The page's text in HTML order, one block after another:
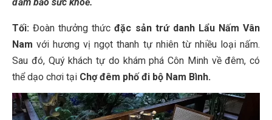
Tối: Đoàn thưởng thứcđặc sản trứ danh Lẩu Nấm Vân
Nam với hương vị ngọt thanh tự nhiên từ nhiều loại nấm.
Sau đó, Quý khách tự do khám phá Côn Minh về đêm, có
thể dạo chơi tại Chợ đêm phố đi bộ Nam Bình.